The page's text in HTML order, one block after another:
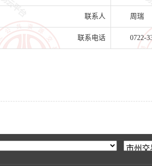
联系人 周瑞
联系电话 0722-